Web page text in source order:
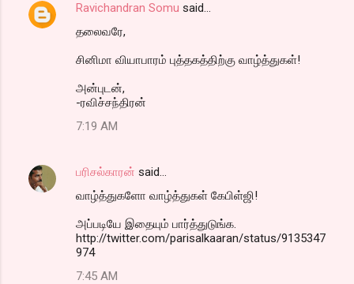
Ravichandran Somu said…
தலைவரே,
சினிமா வியாபாரம் புத்தகத்திற்கு வாழ்த்துகள்!
அன்புடன்,
-ரவிச்சந்திரன்
7:19 AM
பரிசல்காரன் said…
வாழ்த்துகளோ வாழ்த்துகள் கேபிள்ஜி!
அப்படியே இதையும் பார்த்துடுங்க.
http://twitter.com/parisalkaaran/status/9135347
974
7:45 AM